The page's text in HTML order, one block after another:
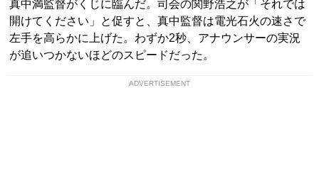
真中満監督がくじに臨んだ。司会の関野浩之が「それでは
開けてください」と促すと、真中監督は電光石火の速さで
左手を高らかに上げた。わずか2秒、アナウンサーの実況
が追いつかないほどのスピードだった。
ADVERTISEMENT